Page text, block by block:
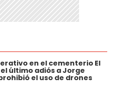
en el cementerio El
último adiós a Jorge
el uso de drones